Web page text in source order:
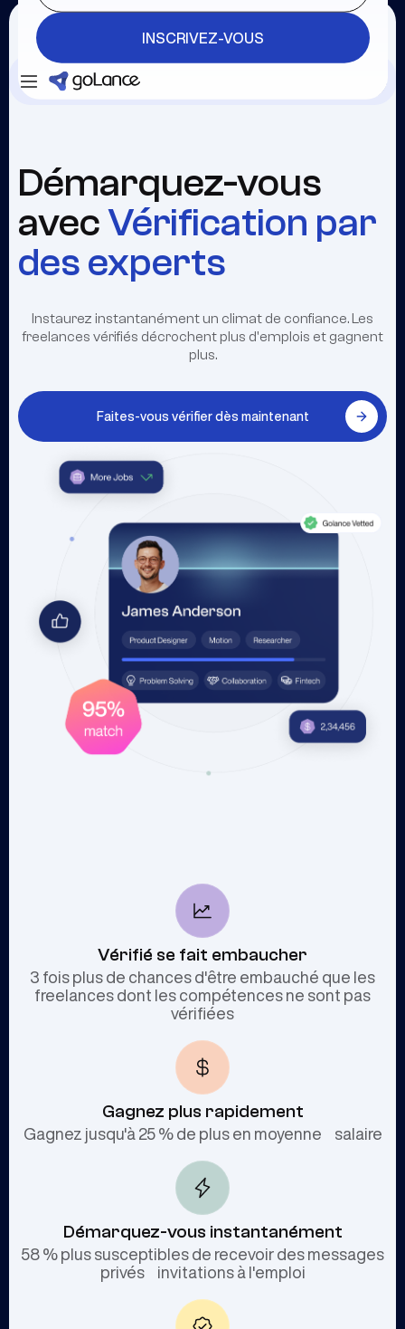
INSCRIVEZ-VOUS
Démarquez-vous
avecVérification par
des experts
Instaurez instantanément un climat de confiance. Les
freelances vérifiés décrochent plus d'emplois et gagnent
plus.
Faites-vous vérifier dès maintenant
Vérifié se fait embaucher
3 fois plus de chances d'être embauché que les
freelances dont les compétences ne sont pas
vérifiées
Gagnez plus rapidement
Gagnez jusqu'à 25 % de plus en moyenne salaire
Démarquez-vous instantanément
58 % plus susceptibles de recevoir des messages
privés invitations à l'emploi